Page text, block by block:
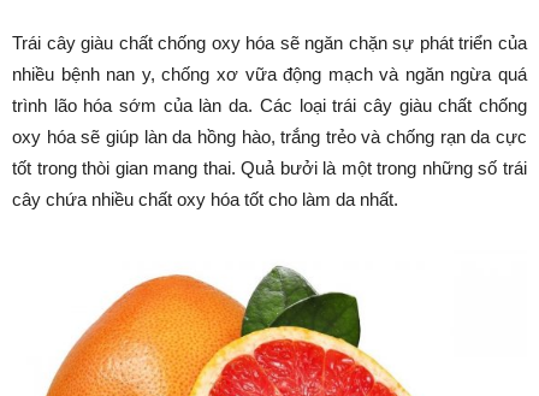
Trái cây giàu chất chống oxy hóa sẽ ngăn chặn sự phát triển của
nhiều bệnh nan y, chống xơ vữa động mạch và ngăn ngừa quá
trình lão hóa sớm của làn da. Các loại trái cây giàu chất chống
oxy hóa sẽ giúp làn da hồng hào, trắng trẻo và chống rạn da cực
tốt trong thòi gian mang thai. Quả bưởi là một trong những số trái
cây chứa nhiều chất oxy hóa tốt cho làm da nhất.